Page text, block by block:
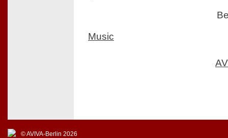
Music
© AVIVA-Berlin 2026